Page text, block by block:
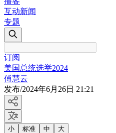
互动新闻
专题
订阅
美国总统选举2024
傅慧云
发布/2024年6月26日 21:21
小 标准 中 大